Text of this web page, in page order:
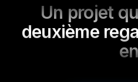
Un projet
deuxième